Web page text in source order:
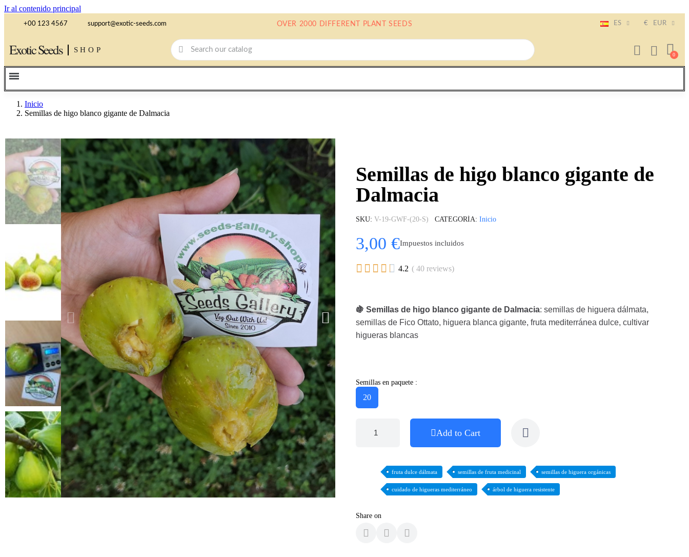
Ir al contenido principal
+00 123 4567 support@exotic-seeds.com OVER 2000 DIFFERENT PLANT SEEDS ES € EUR
Exotic Seeds SHOP
Inicio
Semillas de higo blanco gigante de Dalmacia
Semillas de higo blanco gigante de
Dalmacia
SKU V-19-GWF-(20-S) CATEGORÍA Inicio
3,00 €Impuestos incluidos
     4.2 ( 40 reviews)
🍇 Semillas de higo blanco gigante de Dalmacia: semillas de higuera dálmata,
semillas de Fico Ottato, higuera blanca gigante, fruta mediterránea dulce, cultivar
higueras blancas
Semillas en paquete :
20
Add to Cart
fruta dulce dálmata semillas de fruta medicinal semillas de higuera orgánicas
cuidado de higueras mediterráneo árbol de higuera resistente
Share on